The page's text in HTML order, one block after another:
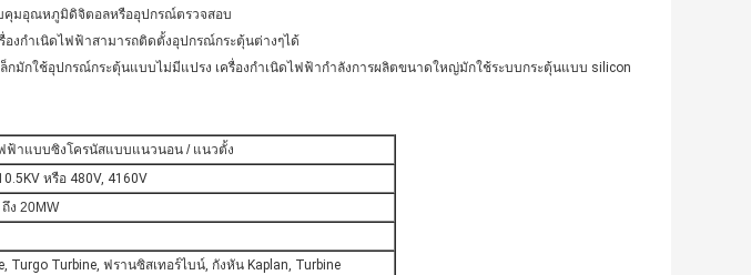
มอุณหภูมิดิจิตอลหรืออุปกรณ์ตรวจสอบ
องกำเนิดไฟฟ้าสามารถติดตั้งอุปกรณ์กระตุ้นต่างๆได้
กมักใช้อุปกรณ์กระตุ้นแบบไม่มีแปรง เครื่องกำเนิดไฟฟ้ากำลังการผลิตขนาดใหญ่มักใช้ระบบกระตุ้นแบบ silicon
ฟฟ้าแบบซิงโครนัสแบบแนวนอน / แนวตั้ง
หรือ 480V, 4160V
ง 20MW
Turgo Turbine, ฟรานซิสเทอร์ไบน์, กังหัน Kaplan, Turbine